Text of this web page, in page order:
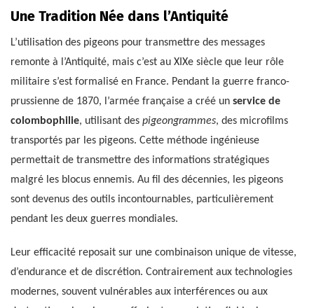
Une Tradition Née dans l’Antiquité
L’utilisation des pigeons pour transmettre des messages
remonte à l’Antiquité, mais c’est au XIXe siècle que leur rôle
militaire s’est formalisé en France. Pendant la guerre franco-
prussienne de 1870, l’armée française a créé un service de
colombophilie, utilisant des pigeongrammes, des microfilms
transportés par les pigeons. Cette méthode ingénieuse
permettait de transmettre des informations stratégiques
malgré les blocus ennemis. Au fil des décennies, les pigeons
sont devenus des outils incontournables, particulièrement
pendant les deux guerres mondiales.
Leur efficacité reposait sur une combinaison unique de vitesse,
d’endurance et de discrétion. Contrairement aux technologies
modernes, souvent vulnérables aux interférences ou aux